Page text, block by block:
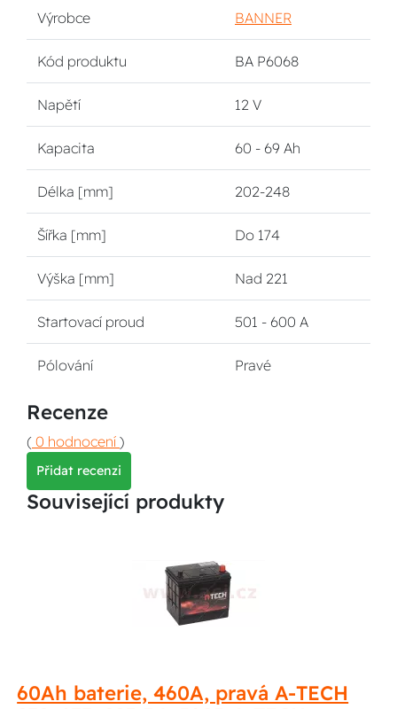
Výrobce BANNER
Kód produktu BA P6068
Napětí 12 V
Kapacita 60 - 69 Ah
Délka [mm] 202-248
Šířka [mm] Do 174
Výška [mm] Nad 221
Startovací proud 501 - 600 A
Pólování Pravé
Recenze
( 0 hodnocení )
Přidat recenzi
Související produkty
60Ah baterie, 460A, pravá A-TECH